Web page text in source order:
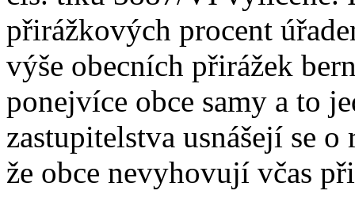
přirážkových procent
výše obecních přirážek
ponejvíce obce samy a to
zastupitelstva usnášejí se
že obce nevyhovují včas